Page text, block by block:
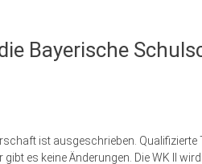
Bayerische
ist ausgeschrieben.
es keine Änderungen. Die WK II